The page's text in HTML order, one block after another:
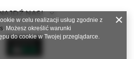
NAS!
w celu realizacji usług zgodnie z
. Możesz określić warunki
do cookie w Twojej przeglądarce.